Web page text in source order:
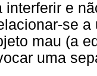
interferir e
se
mau (a
uma